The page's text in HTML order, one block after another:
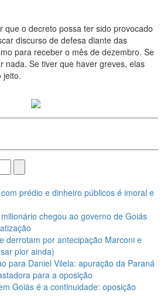
que o decreto possa ter sido provocado
discurso de defesa diante das
para receber o mês de dezembro. Se
nada. Se tiver que haver greves, elas
jeito.
prédio e dinheiro públicos é imoral e
chegou ao governo de Goiás
derrotam por antecipação Marconi e
pior ainda)
para Daniel Vilela: apuração da Paraná
para a oposição
Goiás é a continuidade: oposição